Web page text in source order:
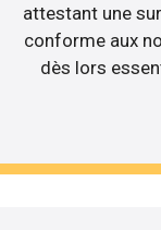
attestant une
conforme aux
dès lors